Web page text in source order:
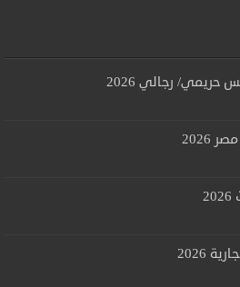
رجالي 2026
2026